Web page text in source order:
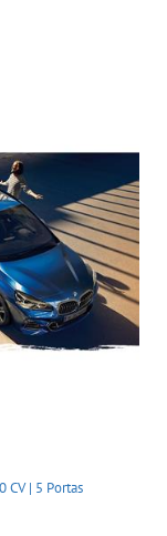
CV | 5 Portas